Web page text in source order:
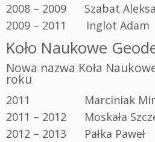
2008 – 2009 Szabat
2009 – 2011
Inglot Adam
Koło Naukowe
Nowa nazwa Koła
roku
2011 Marciniak
2011 – 2012 Moskała
2012 – 2013 Pałka Paweł